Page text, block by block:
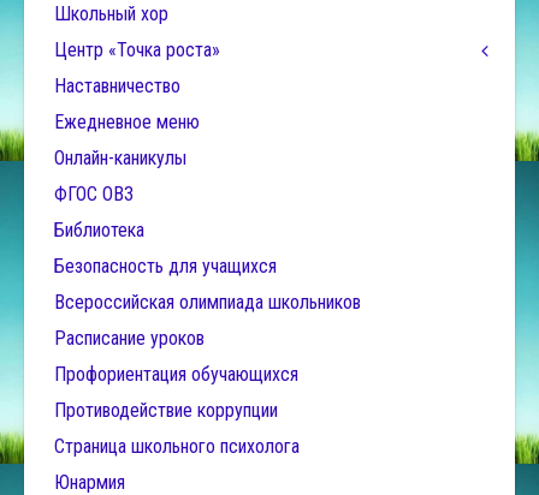
Школьный хор
Центр «Точка роста»
Наставничество
Ежедневное меню
Онлайн-каникулы
ФГОС ОВЗ
Библиотека
Безопасность для учащихся
Всероссийская олимпиада школьников
Расписание уроков
Профориентация обучающихся
Противодействие коррупции
Страница школьного психолога
Юнармия